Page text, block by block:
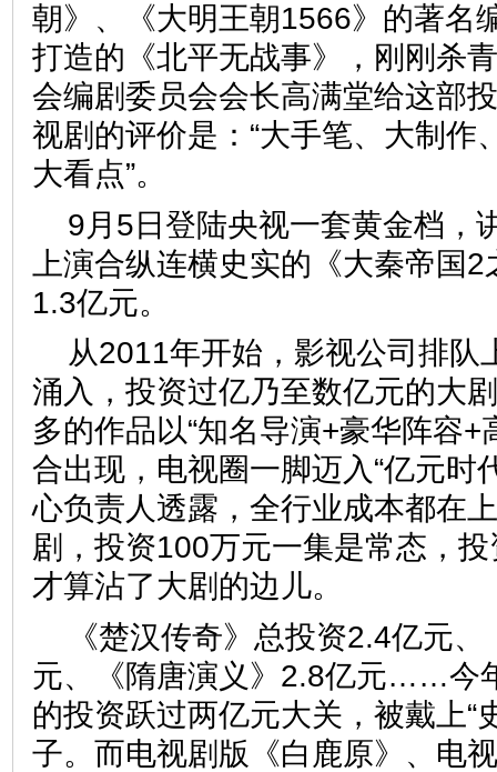
朝》、《大明王朝1566》的著名
打造的《北平无战事》，刚刚杀
会编剧委员会会长高满堂给这部
视剧的评价是：“大手笔、大制作
大看点”。
9月5日登陆央视一套黄金档，
上演合纵连横史实的《大秦帝国
1.3亿元。
从2011年开始，影视公司排队
涌入，投资过亿乃至数亿元的大
多的作品以“知名导演+豪华阵容+
合出现，电视圈一脚迈入“亿元时
心负责人透露，全行业成本都在
剧，投资100万元一集是常态，
才算沾了大剧的边儿。
《楚汉传奇》总投资2.4亿元
元、《隋唐演义》2.8亿元……今
的投资跃过两亿元大关，被戴上“
子。而电视剧版《白鹿原》、电